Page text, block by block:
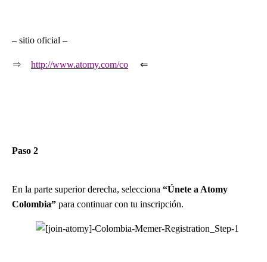
– sitio oficial –
⇒ http://www.atomy.com/co ⇐
Paso 2
En la parte superior derecha, selecciona “Únete a Atomy
Colombia” para continuar con tu inscripción.